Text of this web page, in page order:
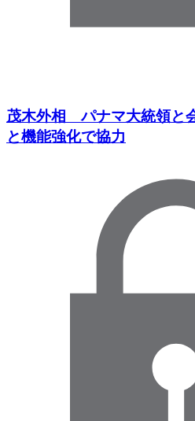
茂木外相 パナマ大統領と
と機能強化で協力